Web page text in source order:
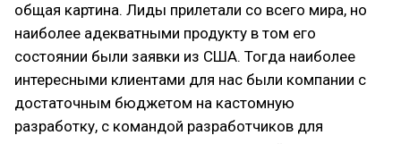
общая картина. Лиды прилетали со всего мира, но
наиболее адекватными продукту в том его
состоянии были заявки из США. Тогда наиболее
интересными клиентами для нас были компании с
достаточным бюджетом на кастомную
разработку, с командой разработчиков для